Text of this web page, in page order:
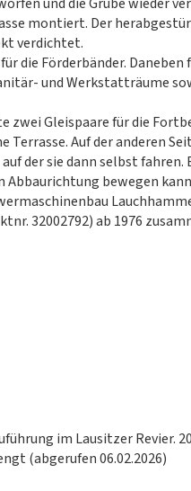
montiert. Der
verdichtet.
die Förderbänder. Daneben
und Werkstatträume
zwei Gleispaare für die
Auf der anderen
der sie dann selbst fahren.
Abbaurichtung bewegen
32002792) ab 1976
im Lausitzer Revier.
(abgerufen 06.02.2026)